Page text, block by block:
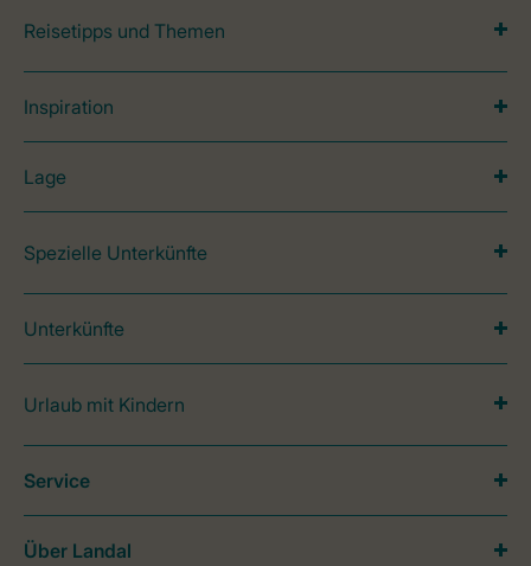
Reisetipps und Themen
Inspiration
Lage
Spezielle Unterkünfte
Unterkünfte
Urlaub mit Kindern
Service
Über Landal